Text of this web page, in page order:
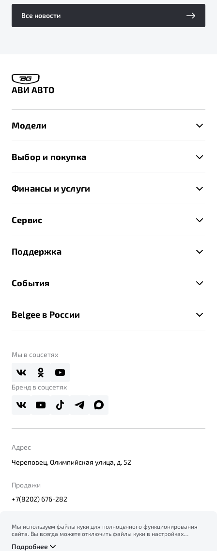
Все новости
АВИ АВТО
Модели
X70
Выбор и покупка
Спецпредложения и Акции
Записаться на тест-драйв
Получить предложение
Финансы и услуги
Трейд-ин
Страхование
Расчет КАСКО
Сервис
Руководство по эксплуатации
Техническое обслуживание
Калькулятор ТО
Поддержка
Помощь на дорогах
Belgee Линк
Belgee Плюс
Реферальная программа
События
Контакты
Belgee в России
О дилерском центре
Правовая информация
Мы в соцсетях
Бренд в соцсетях
Адрес
Череповец, Олимпийская улица, д. 52
Продажи
+7(8202) 676-282
© 2026
Политика конфиденциальности персональных данных
Мы используем файлы куки для полноценного функционирования
сайта. Вы всегда можете отключить файлы куки в настройках
на сбор и использование файлов куки, и подтверждаете
Подробнее